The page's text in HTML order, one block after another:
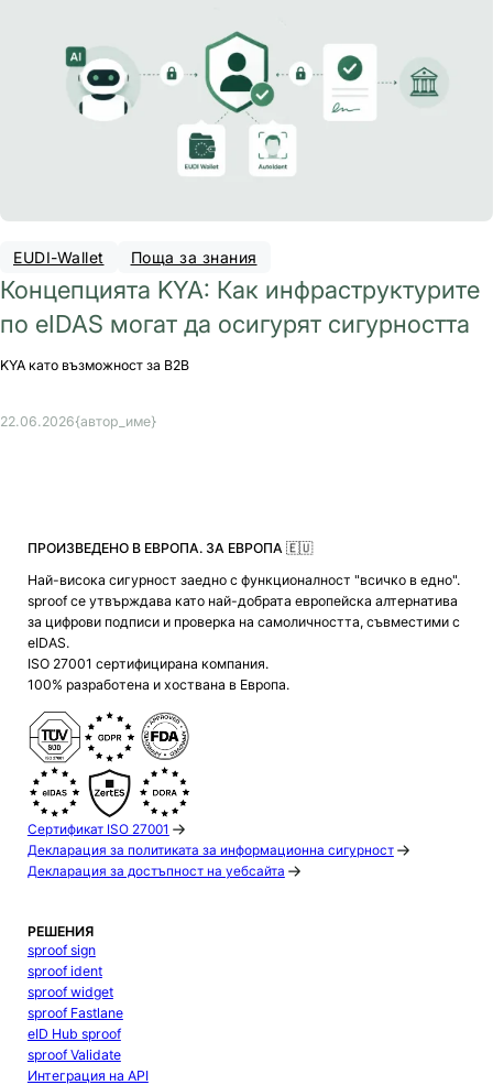
EUDI-Wallet Поща за знания
Концепцията KYA: Как инфраструктурите
по eIDAS могат да осигурят сигурността
KYA като възможност за B2B
22.06.2026{автор_име}
ПРОИЗВЕДЕНО В ЕВРОПА. ЗА ЕВРОПА 🇪🇺
Най-висока сигурност заедно с функционалност "всичко в едно".
sproof се утвърждава като най-добрата европейска алтернатива
за цифрови подписи и проверка на самоличността, съвместими с
eIDAS.
ISO 27001 сертифицирана компания.
100% разработена и хоствана в Европа.
Сертификат ISO 27001
Декларация за политиката за информационна сигурност
Декларация за достъпност на уебсайта
РЕШЕНИЯ
sproof sign
sproof ident
sproof widget
sproof Fastlane
eID Hub sproof
sproof Validate
Интеграция на API